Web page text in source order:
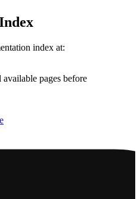
index at:
pages before